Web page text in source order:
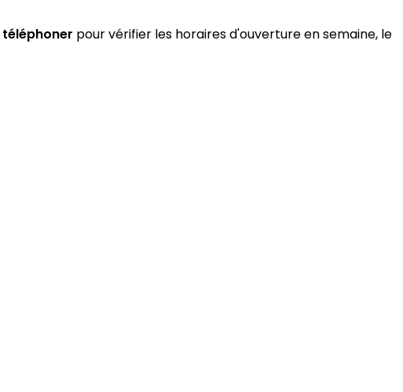
téléphoner pour vérifier les horaires d'ouverture en semaine, le